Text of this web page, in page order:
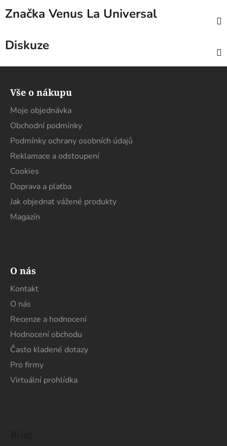
Značka Venus La Universal
Diskuze
Vše o nákupu
Moje objednávka
Obchodní podmínky
Podmínky ochrany osobních údajů
Reklamace a odstoupení
Cookies
Doprava a platba
Jak objednat vážené produkty
Magazín
O nás
Kontakt
O nás
Recenze a hodnocení
Hodnocení obchodu
Často kladené dotazy
Pro firmy
Virtuální prohlídka